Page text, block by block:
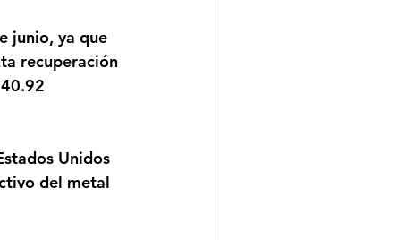
recuperación
del metal